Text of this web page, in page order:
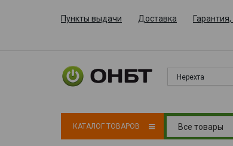
Пункты выдачи Доставка
Нерехта
КАТАЛОГ ТОВАРОВ Все товары